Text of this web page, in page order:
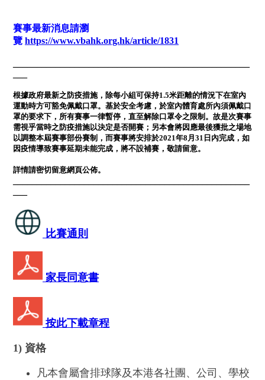
賽事最新消息請瀏
覽 https://www.vbahk.org.hk/article/1831
根據政府最新之防疫措施，除每小組可保持1.5米距離的情況下在室內
運動時方可豁免佩戴口罩。基於安全考慮，於室內體育處所內須佩戴口
罩的要求下，所有賽事一律暫停，直至解除口罩令之限制。故是次賽事
需視乎當時之防疫措施以決定是否開賽；另本會將因應最後獲批之場地
以調整本屆賽事部份賽制，而賽事將安排於2021年8月 31 日內完成，如
因疫情導致賽事延期未能完成，將不設補賽，敬請留意。
詳情請密切留意網頁公佈。
比賽通則
家長同意書
按此下載章程
1) 資格
凡本會屬會排球隊及本港各社團、公司、學校